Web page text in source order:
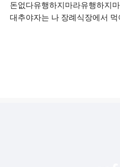
돈없다유행하지마라유행하지
대추야자는 나 장례식장에서